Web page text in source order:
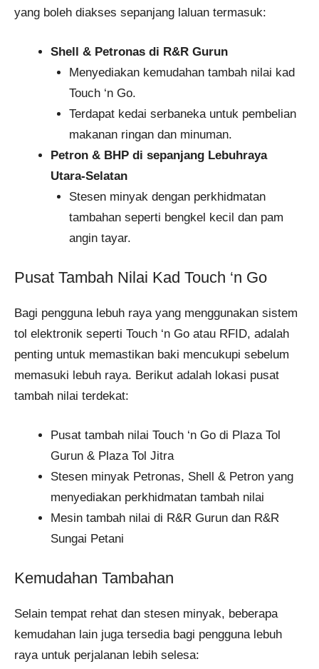
yang boleh diakses sepanjang laluan termasuk:
Shell & Petronas di R&R Gurun
Menyediakan kemudahan tambah nilai kad
Touch ‘n Go.
Terdapat kedai serbaneka untuk pembelian
makanan ringan dan minuman.
Petron & BHP di sepanjang Lebuhraya
Utara-Selatan
Stesen minyak dengan perkhidmatan
tambahan seperti bengkel kecil dan pam
angin tayar.
Pusat Tambah Nilai Kad Touch ‘n Go
Bagi pengguna lebuh raya yang menggunakan sistem
tol elektronik seperti Touch ‘n Go atau RFID, adalah
penting untuk memastikan baki mencukupi sebelum
memasuki lebuh raya. Berikut adalah lokasi pusat
tambah nilai terdekat:
Pusat tambah nilai Touch ‘n Go di Plaza Tol
Gurun & Plaza Tol Jitra
Stesen minyak Petronas, Shell & Petron yang
menyediakan perkhidmatan tambah nilai
Mesin tambah nilai di R&R Gurun dan R&R
Sungai Petani
Kemudahan Tambahan
Selain tempat rehat dan stesen minyak, beberapa
kemudahan lain juga tersedia bagi pengguna lebuh
raya untuk perjalanan lebih selesa: